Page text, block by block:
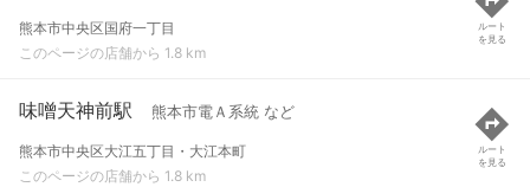
熊本市中央区国府一丁目
このページの店舗から 1.8 km
ルート
を見る
味噌天神前駅 熊本市電Ａ系統 など
熊本市中央区大江五丁目・大江本町
このページの店舗から 1.8 km
ルート
を見る